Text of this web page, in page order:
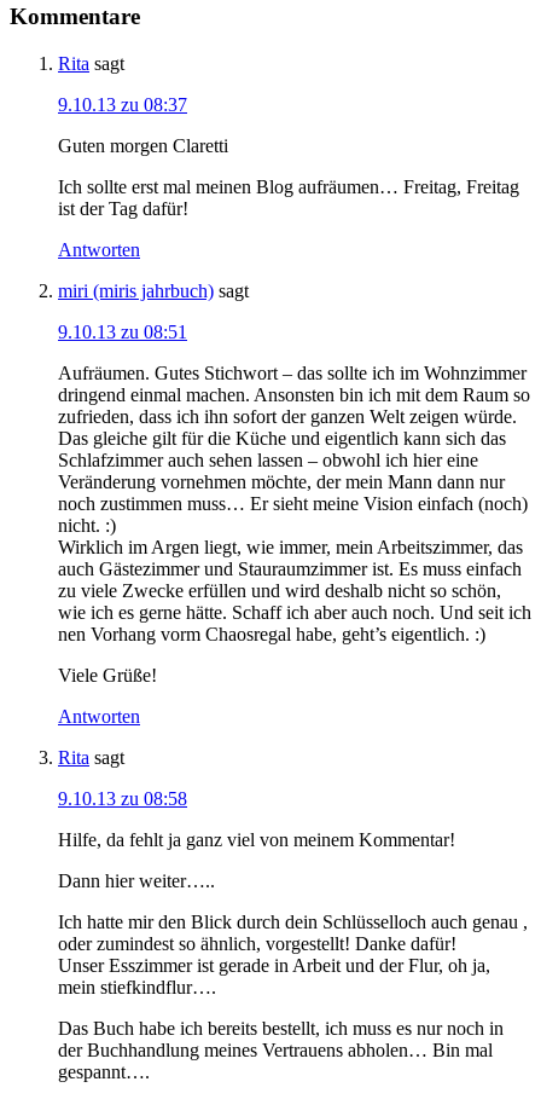
Kommentare
Rita sagt
9.10.13 zu 08:37
Guten morgen Claretti
Ich sollte erst mal meinen Blog aufräumen… Freitag, Freitag
ist der Tag dafür!
Antworten
miri (miris jahrbuch) sagt
9.10.13 zu 08:51
Aufräumen. Gutes Stichwort – das sollte ich im Wohnzimmer
dringend einmal machen. Ansonsten bin ich mit dem Raum so
zufrieden, dass ich ihn sofort der ganzen Welt zeigen würde.
Das gleiche gilt für die Küche und eigentlich kann sich das
Schlafzimmer auch sehen lassen – obwohl ich hier eine
Veränderung vornehmen möchte, der mein Mann dann nur
noch zustimmen muss… Er sieht meine Vision einfach (noch)
nicht. :)
Wirklich im Argen liegt, wie immer, mein Arbeitszimmer, das
auch Gästezimmer und Stauraumzimmer ist. Es muss einfach
zu viele Zwecke erfüllen und wird deshalb nicht so schön,
wie ich es gerne hätte. Schaff ich aber auch noch. Und seit ich
nen Vorhang vorm Chaosregal habe, geht’s eigentlich. :)
Viele Grüße!
Antworten
Rita sagt
9.10.13 zu 08:58
Hilfe, da fehlt ja ganz viel von meinem Kommentar!
Dann hier weiter…..
Ich hatte mir den Blick durch dein Schlüsselloch auch genau ,
oder zumindest so ähnlich, vorgestellt! Danke dafür!
Unser Esszimmer ist gerade in Arbeit und der Flur, oh ja,
mein stiefkindflur….
Das Buch habe ich bereits bestellt, ich muss es nur noch in
der Buchhandlung meines Vertrauens abholen… Bin mal
gespannt….